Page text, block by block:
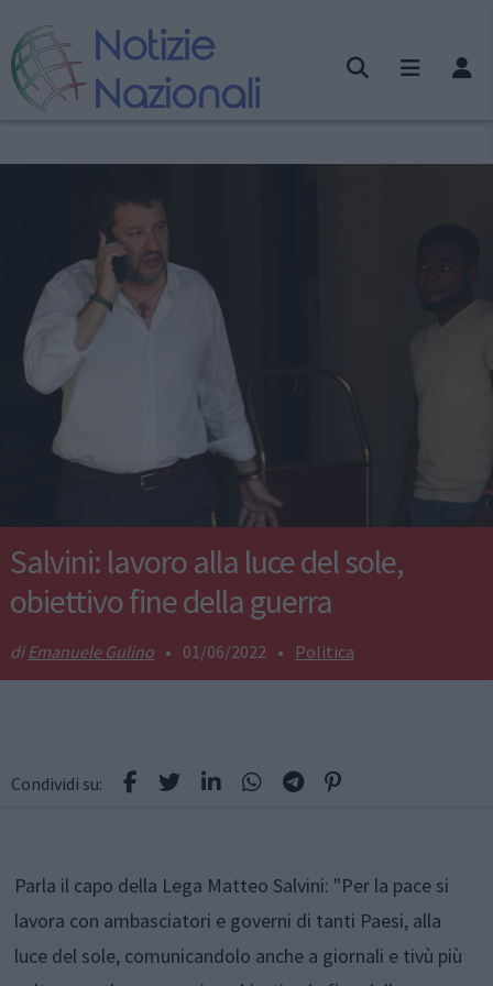
Salvini: lavoro alla luce del sole,
obiettivo fine della guerra
Emanuele Gulino • 01/06/2022 • Politica
Condividi su:
Parla il capo della Lega Matteo Salvini: "Per la pace si
lavora con ambasciatori e governi di tanti Paesi, alla
luce del sole, comunicandolo anche a giornali e tivù più